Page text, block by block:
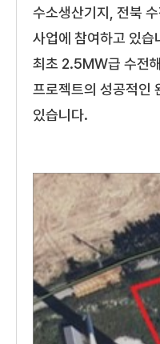
수소생산기지, 전북
사업에 참여하고 있습
최초 2.5MW급 수전
프로젝트의 성공적인
있습니다.